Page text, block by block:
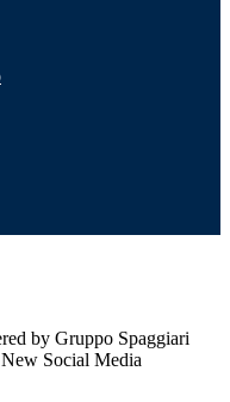
by Gruppo Spaggiari
Social Media